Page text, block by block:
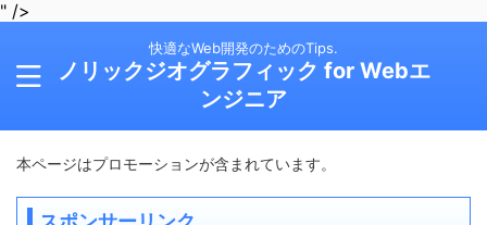
" />
快適なWeb開発のためのTips.
ノリックジオグラフィック for Webエ
ンジニア
本ページはプロモーションが含まれています。